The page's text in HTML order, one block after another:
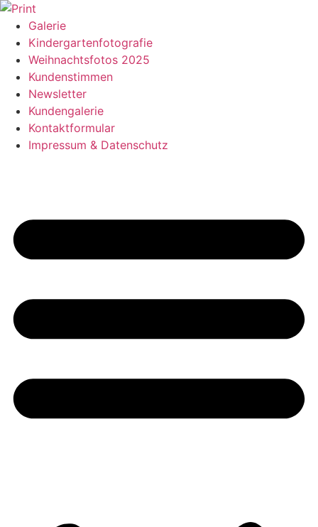
Zum
Inhalt
springen
Galerie
Kindergartenfotografie
Weihnachtsfotos 2025
Kundenstimmen
Newsletter
Kundengalerie
Kontaktformular
Impressum & Datenschutz